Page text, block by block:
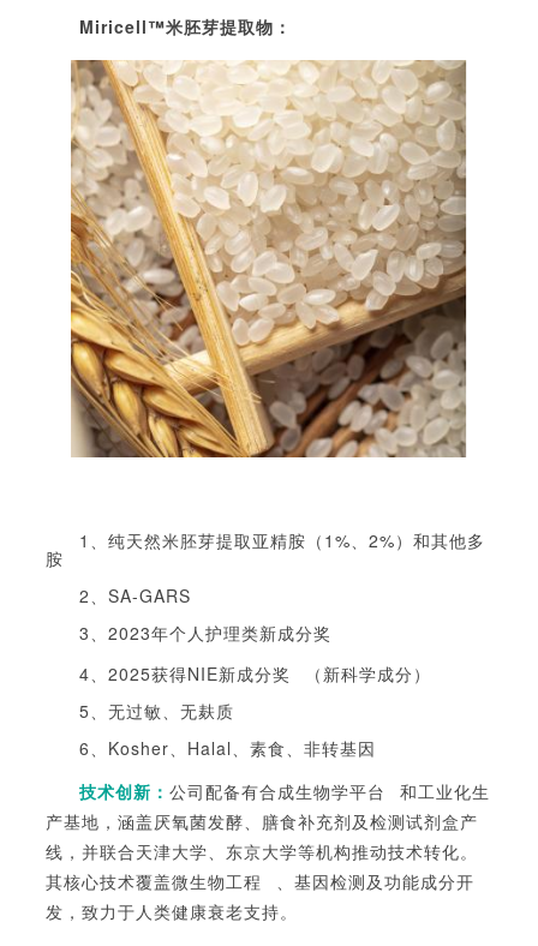
Miricell™米胚芽提取物：
1、纯天然米胚芽提取亚精胺（1%、2%）和其他多
胺
2、SA-GARS
3、2023年个人护理类新成分奖
4、2025获得NIE新成分奖
（新科学成分）
5、无过敏、无麸质
6、Kosher、Halal、素食、非转基因
技术创新： 公司配备有合成生物学平台
和工业化生
产基地，涵盖厌氧菌发酵、膳食补充剂及检测试剂盒产
线，并联合天津大学、东京大学等机构推动技术转化。
其核心技术覆盖微生物工程
、基因检测及功能成分开
发，致力于人类健康衰老支持。